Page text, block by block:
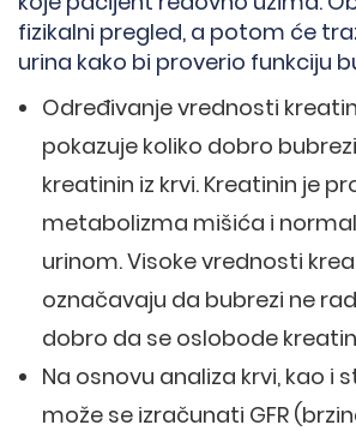
fizikalni pregled, a potom će
urina kako bi proverio funkciju
Određivanje vrednosti
pokazuje koliko dobro
kreatinin iz krvi. Kreatinin je
metabolizma mišića i
urinom. Visoke vrednosti
označavaju da bubrezi ne
dobro da se oslobode
Na osnovu analiza krvi, kao i
može se izračunati GFR